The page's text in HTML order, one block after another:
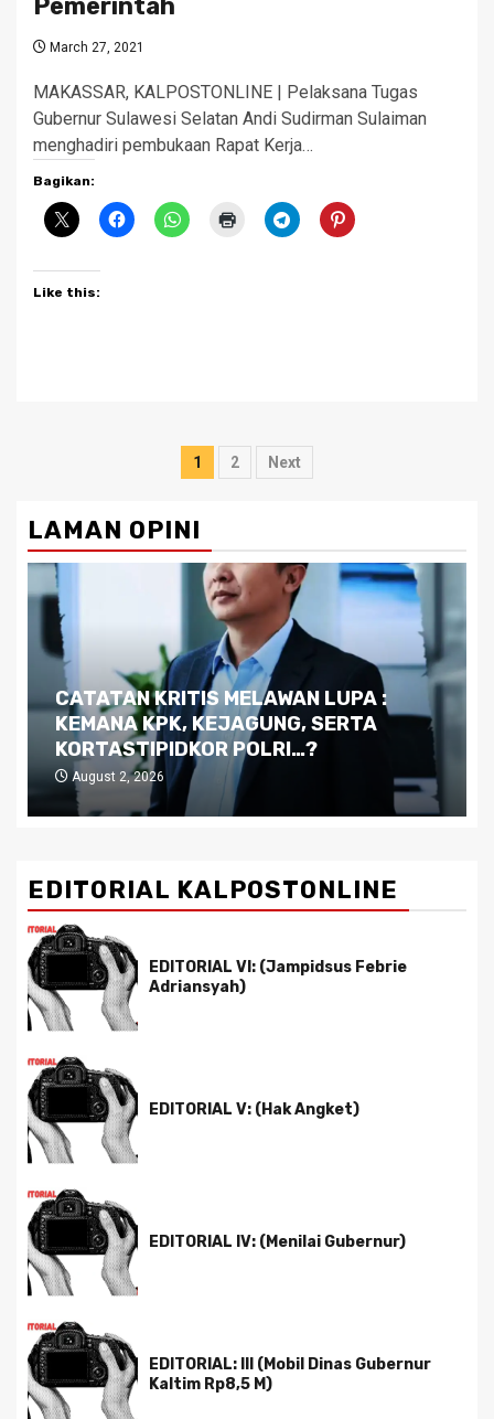
Pemerintah
March 27, 2021
MAKASSAR, KALPOSTONLINE | Pelaksana Tugas
Gubernur Sulawesi Selatan Andi Sudirman Sulaiman
menghadiri pembukaan Rapat Kerja…
Bagikan:
Like this:
Posts
1 2 Next
LAMAN OPINI
Dilema Kaltim di Tengah Krisis:
Kutukan Sumber Daya Alam dan
Pemimpin yang Tak Kreatif
July 29, 2026
EDITORIAL KALPOSTONLINE
EDITORIAL VI: (Jampidsus Febrie
Adriansyah)
EDITORIAL V: (Hak Angket)
EDITORIAL IV: (Menilai Gubernur)
EDITORIAL: III (Mobil Dinas Gubernur
Kaltim Rp8,5 M)